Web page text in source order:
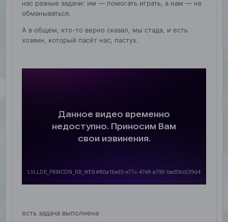
нас разные задачи: им — помогать играть, а нам — не
обманываться.
А в общем, кто-то верно сказал, мы стада, и есть
хозяин, который пасёт нас, пастух.
есть задача выполнена